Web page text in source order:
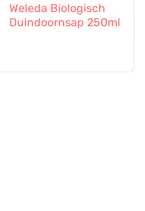
Weleda Biologisch
Duindoornsap 250ml